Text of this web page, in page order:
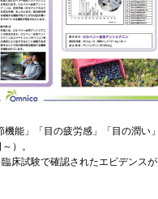
能」「目の疲労感」「目の潤い」
）。
床試験で確認されたエビデンスが